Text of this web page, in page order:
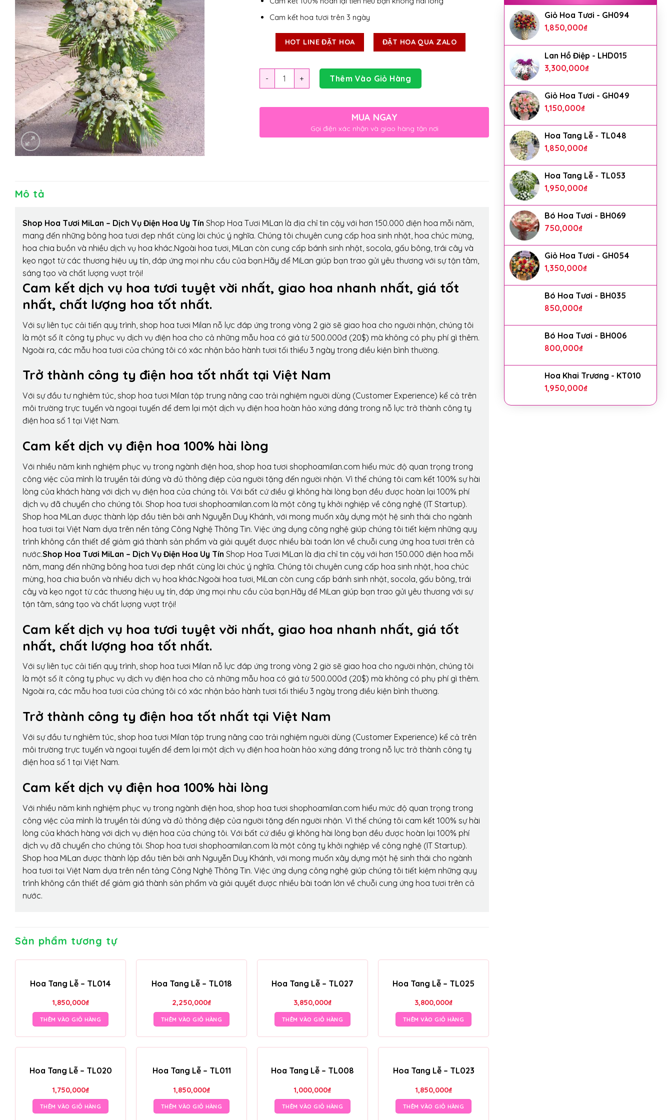
Giỏ Hoa Tươi - GH094
1,850,000₫
Lan Hồ Điệp - LHD015
3,300,000₫
Giỏ Hoa Tươi - GH049
1,150,000₫
Hoa Tang Lễ - TL048
1,850,000₫
Hoa Tang Lễ - TL053
1,950,000₫
Bó Hoa Tươi - BH069
750,000₫
Giỏ Hoa Tươi - GH054
1,350,000₫
Bó Hoa Tươi - BH035
850,000₫
Bó Hoa Tươi - BH006
800,000₫
Hoa Khai Trương - KT010
1,950,000₫
Cam kết hoa tươi trên 3 ngày
HOT LINE ĐẶT HOA ĐẶT HOA QUA ZALO
Số lượng Thêm Vào Giỏ Hàng
MUA NGAY
Gọi điện xác nhận và giao hàng tận nơi
Mô tả
Shop Hoa Tươi MiLan – Dịch Vụ Điện Hoa Uy Tín Shop Hoa Tươi MiLan là địa chỉ tin cậy với hơn 150.000 điện hoa mỗi năm,
mang đến những bông hoa tươi đẹp nhất cùng lời chúc ý nghĩa. Chúng tôi chuyên cung cấp hoa sinh nhật, hoa chúc mừng,
hoa chia buồn và nhiều dịch vụ hoa khác.Ngoài hoa tươi, MiLan còn cung cấp bánh sinh nhật, socola, gấu bông, trái cây và
kẹo ngọt từ các thương hiệu uy tín, đáp ứng mọi nhu cầu của bạn.Hãy để MiLan giúp bạn trao gửi yêu thương với sự tận tâm,
sáng tạo và chất lượng vượt trội!
Cam kết dịch vụ hoa tươi tuyệt vời nhất, giao hoa nhanh nhất, giá tốt
nhất, chất lượng hoa tốt nhất.
Với sự liên tục cải tiến quy trình, shop hoa tươi Milan nỗ lực đáp ứng trong vòng 2 giờ sẽ giao hoa cho người nhận, chúng tôi
là một số ít công ty phục vụ dịch vụ điện hoa cho cả những mẫu hoa có giá từ 500.000đ (20$) mà không có phụ phí gì thêm.
Ngoài ra, các mẫu hoa tươi của chúng tôi có xác nhận bảo hành tươi tối thiểu 3 ngày trong điều kiện bình thường.
Trở thành công ty điện hoa tốt nhất tại Việt Nam
Với sự đầu tư nghiêm túc, shop hoa tươi Milan tập trung nâng cao trải nghiệm người dùng (Customer Experience) kể cả trên
môi trường trực tuyến và ngoại tuyến để đem lại một dịch vụ điện hoa hoàn hảo xứng đáng trong nỗ lực trở thành công ty
điện hoa số 1 tại Việt Nam.
Cam kết dịch vụ điện hoa 100% hài lòng
Với nhiều năm kinh nghiệm phục vụ trong ngành điện hoa, shop hoa tươi shophoamilan.com hiểu mức độ quan trọng trong
công việc của mình là truyền tải đúng và đủ thông điệp của người tặng đến người nhận. Vì thế chúng tôi cam kết 100% sự hài
lòng của khách hàng với dịch vụ điện hoa của chúng tôi. Với bất cứ điều gì không hài lòng bạn đều được hoàn lại 100% phí
dịch vụ đã chuyển cho chúng tôi. Shop hoa tươi shophoamilan.com là một công ty khởi nghiệp về công nghệ (IT Startup).
Shop hoa MiLan được thành lập đầu tiên bởi anh Nguyễn Duy Khánh, với mong muốn xây dựng một hệ sinh thái cho ngành
hoa tươi tại Việt Nam dựa trên nền tảng Công Nghệ Thông Tin. Việc ứng dụng công nghệ giúp chúng tôi tiết kiệm những quy
trình không cần thiết để giảm giá thành sản phẩm và giải quyết được nhiều bài toán lớn về chuỗi cung ứng hoa tươi trên cả
nước.Shop Hoa Tươi MiLan – Dịch Vụ Điện Hoa Uy Tín Shop Hoa Tươi MiLan là địa chỉ tin cậy với hơn 150.000 điện hoa mỗi
năm, mang đến những bông hoa tươi đẹp nhất cùng lời chúc ý nghĩa. Chúng tôi chuyên cung cấp hoa sinh nhật, hoa chúc
mừng, hoa chia buồn và nhiều dịch vụ hoa khác.Ngoài hoa tươi, MiLan còn cung cấp bánh sinh nhật, socola, gấu bông, trái
cây và kẹo ngọt từ các thương hiệu uy tín, đáp ứng mọi nhu cầu của bạn.Hãy để MiLan giúp bạn trao gửi yêu thương với sự
tận tâm, sáng tạo và chất lượng vượt trội!
Cam kết dịch vụ hoa tươi tuyệt vời nhất, giao hoa nhanh nhất, giá tốt
nhất, chất lượng hoa tốt nhất.
Với sự liên tục cải tiến quy trình, shop hoa tươi Milan nỗ lực đáp ứng trong vòng 2 giờ sẽ giao hoa cho người nhận, chúng tôi
là một số ít công ty phục vụ dịch vụ điện hoa cho cả những mẫu hoa có giá từ 500.000đ (20$) mà không có phụ phí gì thêm.
Ngoài ra, các mẫu hoa tươi của chúng tôi có xác nhận bảo hành tươi tối thiểu 3 ngày trong điều kiện bình thường.
Trở thành công ty điện hoa tốt nhất tại Việt Nam
Với sự đầu tư nghiêm túc, shop hoa tươi Milan tập trung nâng cao trải nghiệm người dùng (Customer Experience) kể cả trên
môi trường trực tuyến và ngoại tuyến để đem lại một dịch vụ điện hoa hoàn hảo xứng đáng trong nỗ lực trở thành công ty
điện hoa số 1 tại Việt Nam.
Cam kết dịch vụ điện hoa 100% hài lòng
Với nhiều năm kinh nghiệm phục vụ trong ngành điện hoa, shop hoa tươi shophoamilan.com hiểu mức độ quan trọng trong
công việc của mình là truyền tải đúng và đủ thông điệp của người tặng đến người nhận. Vì thế chúng tôi cam kết 100% sự hài
lòng của khách hàng với dịch vụ điện hoa của chúng tôi. Với bất cứ điều gì không hài lòng bạn đều được hoàn lại 100% phí
dịch vụ đã chuyển cho chúng tôi. Shop hoa tươi shophoamilan.com là một công ty khởi nghiệp về công nghệ (IT Startup).
Shop hoa MiLan được thành lập đầu tiên bởi anh Nguyễn Duy Khánh, với mong muốn xây dựng một hệ sinh thái cho ngành
hoa tươi tại Việt Nam dựa trên nền tảng Công Nghệ Thông Tin. Việc ứng dụng công nghệ giúp chúng tôi tiết kiệm những quy
trình không cần thiết để giảm giá thành sản phẩm và giải quyết được nhiều bài toán lớn về chuỗi cung ứng hoa tươi trên cả
nước.
Sản phẩm tương tự
Hoa Tang Lễ – TL014
1,850,000₫
THÊM VÀO GIỎ HÀNG
Hoa Tang Lễ – TL018
2,250,000₫
THÊM VÀO GIỎ HÀNG
Hoa Tang Lễ – TL027
3,850,000₫
THÊM VÀO GIỎ HÀNG
Hoa Tang Lễ – TL025
3,800,000₫
THÊM VÀO GIỎ HÀNG
Hoa Tang Lễ – TL020
1,750,000₫
THÊM VÀO GIỎ HÀNG
Hoa Tang Lễ – TL011
1,850,000₫
THÊM VÀO GIỎ HÀNG
Hoa Tang Lễ – TL008
1,000,000₫
THÊM VÀO GIỎ HÀNG
Hoa Tang Lễ – TL023
1,850,000₫
THÊM VÀO GIỎ HÀNG